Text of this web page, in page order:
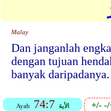
Malay
Dan janganlah
dengan tujuan
banyak daripadanya.
Ayah 74:7 الأية +/-